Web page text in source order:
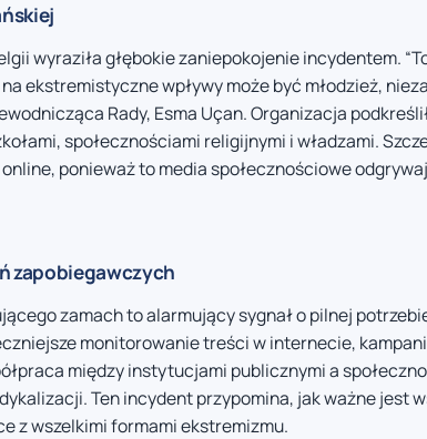
wyraziła głębokie zaniepokojenie incydentem.
ekstremistyczne wpływy może być młodzież,
Rady, Esma Uçan. Organizacja
społecznościami religijnymi i władzami.
ponieważ to media społecznościowe
zapobiegawczych
zamach to alarmujący sygnał o pilnej
monitorowanie treści w internecie,
między instytucjami publicznymi a
Ten incydent przypomina, jak ważne jest
z wszelkimi formami ekstremizmu.